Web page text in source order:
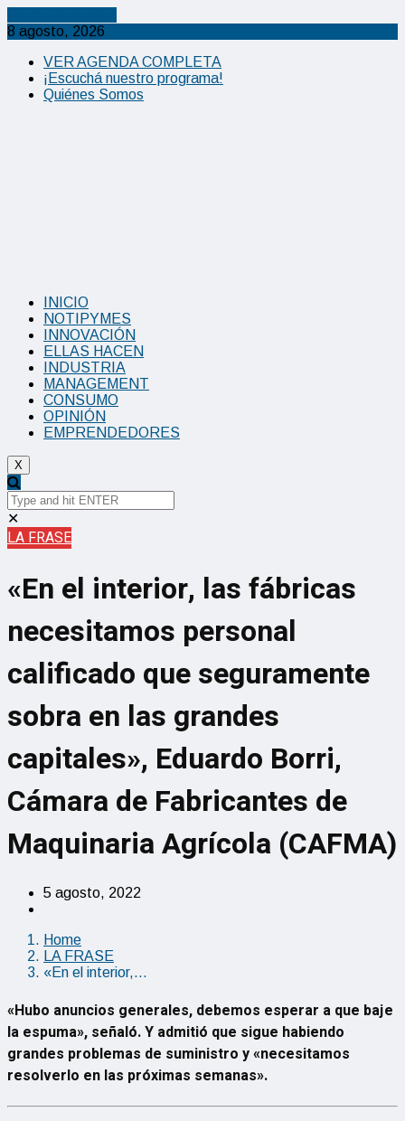
8 agosto, 2026
VER AGENDA COMPLETA
¡Escuchá nuestro programa!
Quiénes Somos
INICIO
NOTIPYMES
INNOVACIÓN
ELLAS HACEN
INDUSTRIA
MANAGEMENT
CONSUMO
OPINIÓN
EMPRENDEDORES
X
✕
LA FRASE
«En el interior, las fábricas
necesitamos personal
calificado que seguramente
sobra en las grandes
capitales», Eduardo Borri,
Cámara de Fabricantes de
Maquinaria Agrícola (CAFMA)
5 agosto, 2022
Home
LA FRASE
«En el interior,…
«Hubo anuncios generales, debemos esperar a que baje
la espuma», señaló. Y admitió que sigue habiendo
grandes problemas de suministro y «necesitamos
resolverlo en las próximas semanas».